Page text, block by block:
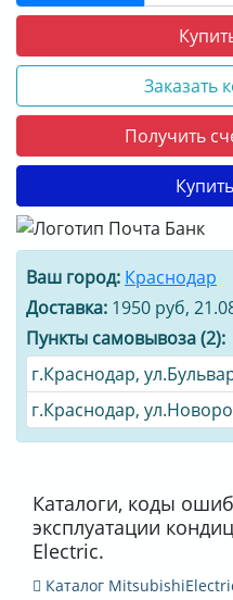
Заказать
Получить
Ваш город: Краснодар
Доставка: 1950 руб,
Пункты самовывоза (2):
г.Краснодар,
г.Краснодар,
Каталоги, коды
эксплуатации
Electric.
Каталог